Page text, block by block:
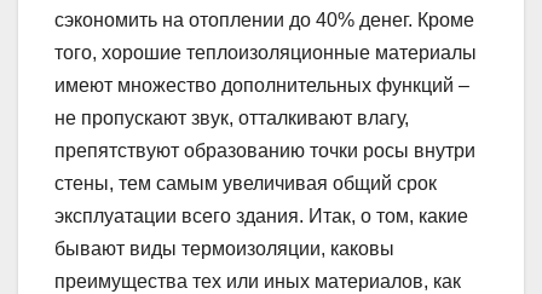
сэкономить на отоплении до 40% денег. Кроме
того, хорошие теплоизоляционные материалы
имеют множество дополнительных функций –
не пропускают звук, отталкивают влагу,
препятствуют образованию точки росы внутри
стены, тем самым увеличивая общий срок
эксплуатации всего здания. Итак, о том, какие
бывают виды термоизоляции, каковы
преимущества тех или иных материалов, как